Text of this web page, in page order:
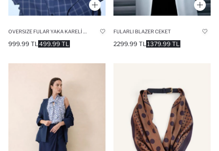
499.99 TL
999.99 TL
FULARLI BLAZER CEKET
1379.99 TL
2299.99 TL